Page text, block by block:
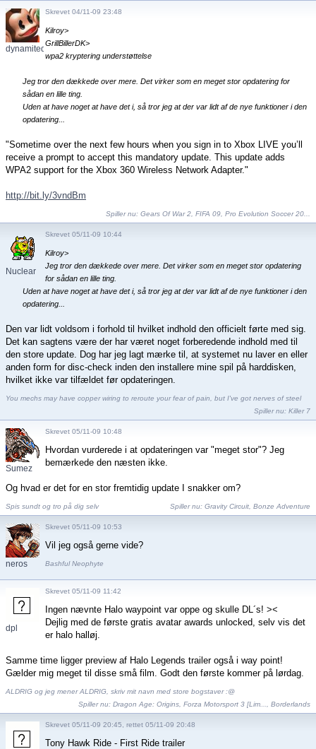
dynamitedavo
Skrevet 04/11-09 23:48
Kilroy>
GrillBillerDK>
wpa2 kryptering understøttelse
Jeg tror den dækkede over mere. Det virker som en meget stor opdatering for
sådan en lille ting.
Uden at have noget at have det i, så tror jeg at der var lidt af de nye funktioner i den
opdatering...
"Sometime over the next few hours when you sign in to Xbox LIVE you’ll
receive a prompt to accept this mandatory update. This update adds
WPA2 support for the Xbox 360 Wireless Network Adapter."
http://bit.ly/3vndBm
Spiller nu: Gears Of War 2 FIFA 09 Pro Evolution Soccer 20...
Nuclear
Skrevet 05/11-09 10:44
Kilroy>
Jeg tror den dækkede over mere. Det virker som en meget stor opdatering
for sådan en lille ting.
Uden at have noget at have det i, så tror jeg at der var lidt af de nye funktioner i den
opdatering...
Den var lidt voldsom i forhold til hvilket indhold den officielt førte med sig.
Det kan sagtens være der har været noget forberedende indhold med til
den store update. Dog har jeg lagt mærke til, at systemet nu laver en eller
anden form for disc-check inden den installere mine spil på harddisken,
hvilket ikke var tilfældet før opdateringen.
You mechs may have copper wiring to reroute your fear of pain, but I've got nerves of steel
Spiller nu: Killer 7
Sumez
Skrevet 05/11-09 10:48
Hvordan vurderede i at opdateringen var "meget stor"? Jeg
bemærkede den næsten ikke.
Og hvad er det for en stor fremtidig update I snakker om?
Spis sundt og tro på dig selv Spiller nu: Gravity Circuit Bonze Adventure
neros
Skrevet 05/11-09 10:53
Vil jeg også gerne vide?
Bashful Neophyte
dpl
Skrevet 05/11-09 11:42
Ingen nævnte Halo waypoint var oppe og skulle DL´s! ><
Dejlig med de første gratis avatar awards unlocked, selv vis det
er halo halløj.
Samme time ligger preview af Halo Legends trailer også i way point!
Gælder mig meget til disse små film. Godt den første kommer på lørdag.
ALDRIG og jeg mener ALDRIG, skriv mit navn med store bogstaver :@
Spiller nu: Dragon Age: Origins Forza Motorsport 3 [Lim... Borderlands
Skrevet 05/11-09 20:45, rettet 05/11-09 20:48
Tony Hawk Ride - First Ride trailer